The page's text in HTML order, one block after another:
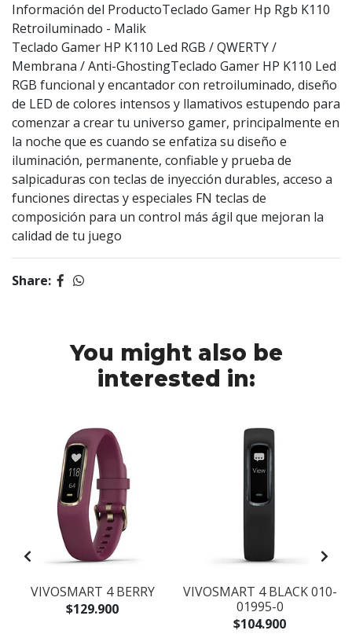
Información del ProductoTeclado Gamer Hp Rgb K110
Retroiluminado - Malik
Teclado Gamer HP K110 Led RGB / QWERTY /
Membrana / Anti-GhostingTeclado Gamer HP K110 Led
RGB funcional y encantador con retroiluminado, diseño
de LED de colores intensos y llamativos estupendo para
comenzar a crear tu universo gamer, principalmente en
la noche que es cuando se enfatiza su diseño e
iluminación, permanente, confiable y prueba de
salpicaduras con teclas de inyección durables, acceso a
funciones directas y especiales FN teclas de
composición para un control más ágil que mejoran la
calidad de tu juego
Share:
You might also be
interested in:
VIVOSMART 4 BERRY
$129.900
VIVOSMART 4 BLACK 010-
01995-0
$104.900